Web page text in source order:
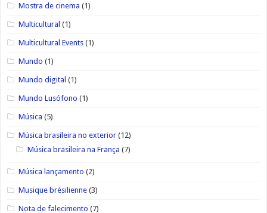
Mostra de cinema (1)
Multicultural (1)
Multicultural Events (1)
Mundo (1)
Mundo digital (1)
Mundo Lusófono (1)
Música (5)
Música brasileira no exterior (12)
Música brasileira na França (7)
Música lançamento (2)
Musique brésilienne (3)
Nota de falecimento (7)